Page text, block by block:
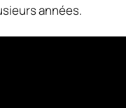
années.